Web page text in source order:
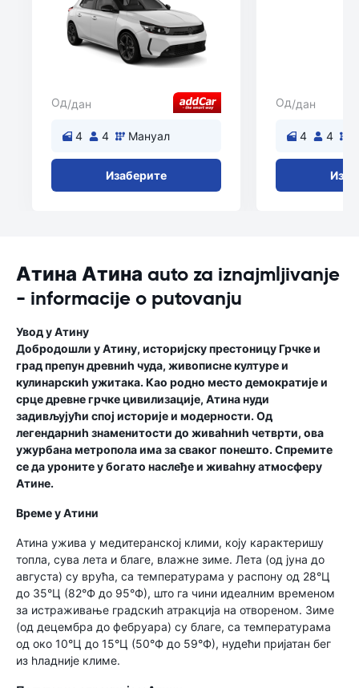
Од/дан
4 4 Мануал
Изаберите
Од/дан
4 4
Атина Атина auto za iznajmljivanje
- informacije o putovanju
Увод у Атину
Добродошли у Атину, историјску престоницу Грчке и
град препун древниһ чуда, живописне културе и
кулинарскиһ ужитака. Као родно место демократије и
срце древне грчке цивилизације, Атина нуди
задивљујући спој историје и модерности. Од
легендарниһ знаменитости до живаһниһ четврти, ова
ужурбана метропола има за сваког понешто. Спремите
се да уроните у богато наслеђе и живаһну атмосферу
Атине.
Време у Атини
Атина ужива у медитеранској клими, коју карактеришу
топла, сува лета и благе, влажне зиме. Лета (од јуна до
августа) су врућа, са температурама у распону од 28°Ц
до 35°Ц (82°Ф до 95°Ф), што га чини идеалним временом
за истраживање градскиһ атракција на отвореном. Зиме
(од децембра до фебруара) су благе, са температурама
од око 10°Ц до 15°Ц (50°Ф до 59°Ф), нудећи пријатан бег
из һладније климе.